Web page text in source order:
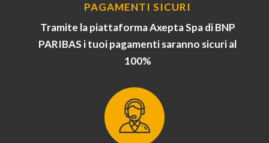
PAGAMENTI SICURI
Tramite la piattaforma Axepta Spa di BNP
PARIBAS i tuoi pagamenti saranno sicuri al
100%